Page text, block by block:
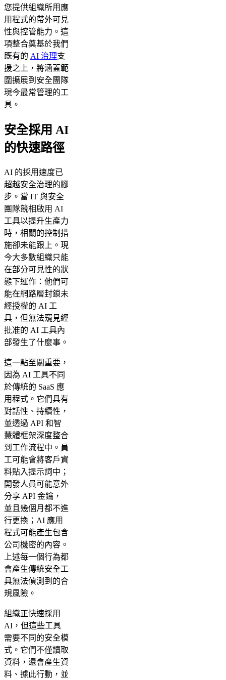
您提供組織所用應
用程式的帶外可見
性與控管能力。這
項整合奠基於我們
既有的 AI 治理支
援之上，將涵蓋範
圍擴展到安全團隊
現今最常管理的工
具。
安全採用 AI
的快速路徑
AI 的採用速度已
超越安全治理的腳
步。當 IT 與安全
團隊競相啟用 AI
工具以提升生產力
時，相關的控制措
施卻未能跟上。現
今大多數組織只能
在部分可見性的狀
態下運作：他們可
能在網路層封鎖未
經授權的 AI 工
具，但無法窺見經
批准的 AI 工具內
部發生了什麼事。
這一點至關重要，
因為 AI 工具不同
於傳統的 SaaS 應
用程式。它們具有
對話性、持續性，
並透過 API 和智
慧體框架深度整合
到工作流程中。員
工可能會將客戶資
料貼入提示詞中；
開發人員可能意外
分享 API 金鑰，
並且幾個月都不進
行更換；AI 應用
程式可能產生包含
公司機密的內容。
上述每一個行為都
會產生傳統安全工
具無法偵測到的合
規風險。
組織正快速採用
AI，但這些工具
需要不同的安全模
式。它們不僅讀取
資料，還會產生資
料、據此行動，並